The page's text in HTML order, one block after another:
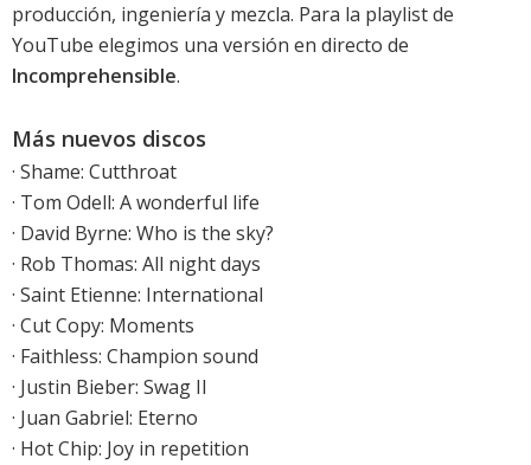
producción, ingeniería y mezcla. Para la playlist de
YouTube elegimos una versión en directo de
Incomprehensible.
Más nuevos discos
· Shame: Cutthroat
· Tom Odell: A wonderful life
· David Byrne: Who is the sky?
· Rob Thomas: All night days
· Saint Etienne: International
· Cut Copy: Moments
· Faithless: Champion sound
· Justin Bieber: Swag II
· Juan Gabriel: Eterno
· Hot Chip: Joy in repetition